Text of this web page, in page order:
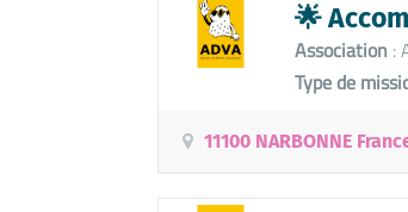
🌟
Association :
Type de
11100 NARBONNE